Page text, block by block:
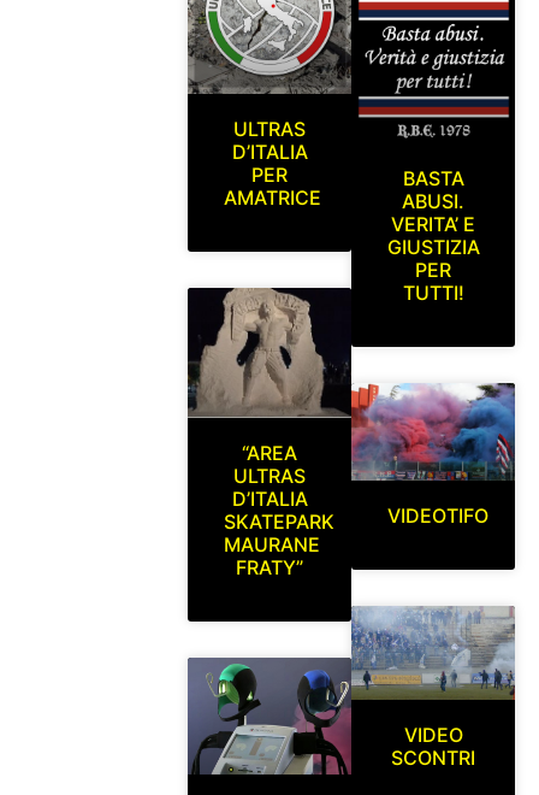
ULTRAS
D’ITALIA
PER
AMATRICE
“AREA
ULTRAS
D’ITALIA
SKATEPARK
MAURANE
FRATY”
BASTA
ABUSI.
VERITA’ E
GIUSTIZIA
PER
TUTTI!
VIDEOTIFO
VIDEO
SCONTRI